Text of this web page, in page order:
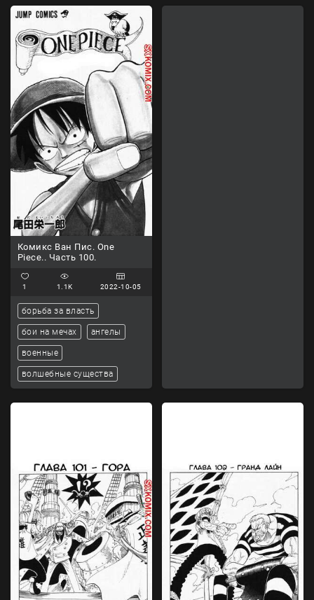
Комикс Ван Пис. One
Piece.. Часть 100.
1 1.1K 2022-10-05
борьба за власть
бои на мечах ангелы
военные
волшебные существа